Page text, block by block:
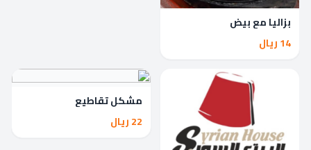
بزاليا مع بيض
14 ريال
مشكل تقاطيع
22 ريال